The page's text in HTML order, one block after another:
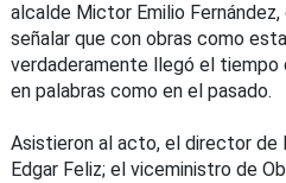
alcalde Mictor Emilio
señalar que con obras como
verdaderamente llegó el tiempo
en palabras como en el pasado.
Asistieron al acto, el director de
Edgar Feliz; el viceministro de